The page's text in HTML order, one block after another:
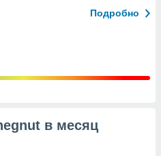
Подробно
в месяц